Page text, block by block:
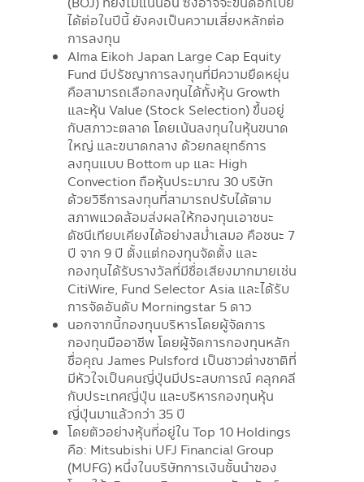
ได้ต่อในปีนี้ ยังคงเป็นความเสี่ยงหลักต่อ
การลงทุน
Alma Eikoh Japan Large Cap Equity
Fund มีปรัชญาการลงทุนที่มีความยืดหยุ่น
คือสามารถเลือกลงทุนได้ทั้งหุ้น Growth
และหุ้น Value (Stock Selection) ขึ้นอยู่
กับสภาวะตลาด โดยเน้นลงทุนในหุ้นขนาด
ใหญ่ และขนาดกลาง ด้วยกลยุทธ์การ
ลงทุนแบบ Bottom up และ High
Convection ถือหุ้นประมาณ 30 บริษัท
ด้วยวิธีการลงทุนที่สามารถปรับได้ตาม
สภาพแวดล้อมส่งผลให้กองทุนเอาชนะ
ดัชนีเทียบเคียงได้อย่างสม่ำเสมอ คือชนะ 7
ปี จาก 9 ปี ตั้งแต่กองทุนจัดตั้ง และ
กองทุนได้รับรางวัลที่มีชื่อเสียงมากมายเช่น
CitiWire, Fund Selector Asia และได้รับ
การจัดอันดับ Morningstar 5 ดาว
นอกจากนี้กองทุนบริหารโดยผู้จัดการ
กองทุนมืออาชีพ โดยผู้จัดการกองทุนหลัก
ชื่อคุณ James Pulsford เป็นชาวต่างชาติที่
มีหัวใจเป็นคนญี่ปุ่นมีประสบการณ์ คลุกคลี
กับประเทศญี่ปุ่น และบริหารกองทุนหุ้น
ญี่ปุ่นมาแล้วกว่า 35 ปี
โดยตัวอย่างหุ้นที่อยู่ใน Top 10 Holdings
คือ: Mitsubishi UFJ Financial Group
(MUFG) หนึ่งในบริษัทการเงินชั้นนำของ